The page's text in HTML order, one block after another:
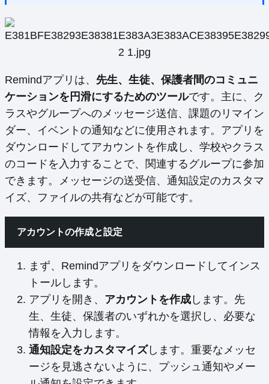
Remindアプリは、 先生、生徒、保護者間のコミュニ
ケーションを円滑にするためのツールです。主に、ク
ラスやグループへのメッセージ送信、課題のリマイン
ダー、イベントの通知などに使用されます。アプリを
ダウンロードしてアカウントを作成し、学校やクラス
のコードを入力することで、関連するグループに参加
できます。メッセージの送受信、通知設定のカスタマ
イズ、ファイルの共有などが可能です。
アカウントの作成と設定
まず、Remindアプリをダウンロードしてインス
トールします。
アプリを開き、 アカウントを作成 します。先
生、生徒、保護者のいずれかを選択し、必要な
情報を入力します。
通知設定をカスタマイズします。重要なメッセ
ージを見逃さないように、プッシュ通知やメー